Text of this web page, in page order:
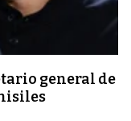
general de